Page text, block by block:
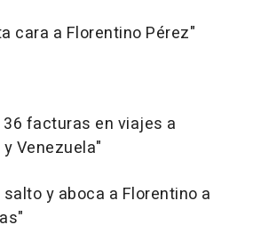
cara a Florentino Pérez"
facturas en viajes a
Venezuela"
y aboca a Florentino a